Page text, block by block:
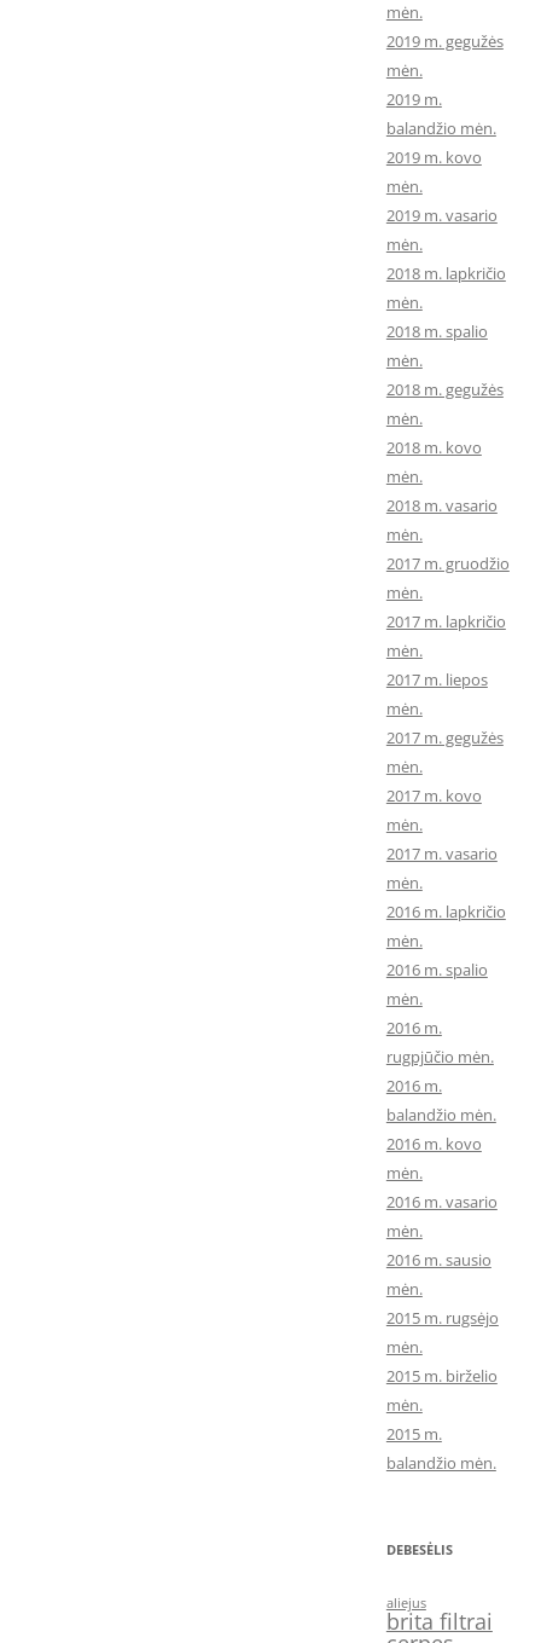
mėn.
2019 m. gegužės
mėn.
2019 m.
balandžio mėn.
2019 m. kovo
mėn.
2019 m. vasario
mėn.
2018 m. lapkričio
mėn.
2018 m. spalio
mėn.
2018 m. gegužės
mėn.
2018 m. kovo
mėn.
2018 m. vasario
mėn.
2017 m. gruodžio
mėn.
2017 m. lapkričio
mėn.
2017 m. liepos
mėn.
2017 m. gegužės
mėn.
2017 m. kovo
mėn.
2017 m. vasario
mėn.
2016 m. lapkričio
mėn.
2016 m. spalio
mėn.
2016 m.
rugpjūčio mėn.
2016 m.
balandžio mėn.
2016 m. kovo
mėn.
2016 m. vasario
mėn.
2016 m. sausio
mėn.
2015 m. rugsėjo
mėn.
2015 m. birželio
mėn.
2015 m.
balandžio mėn.
DEBESĖLIS
aliejus
brita filtrai